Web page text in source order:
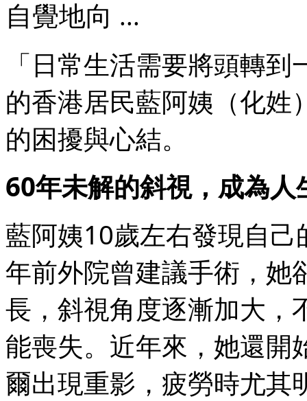
自覺地向 ...
「日常生活需要將頭轉
的香港居民藍阿姨（化姓
的困擾與心結。
60年未解的斜視，成為人
藍阿姨10歲左右發現自
年前外院曾建議手術，她
長，斜視角度逐漸加大，
能喪失。近年來，她還開
爾出現重影，疲勞時尤其